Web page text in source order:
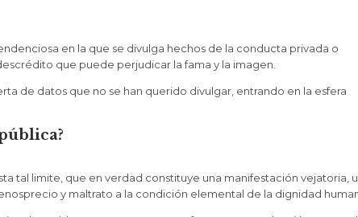
en la que se divulga hechos de la conducta privada o
que puede perjudicar la fama y la imagen.
de datos que no se han querido divulgar, entrando en la esfera
tal limite, que en verdad constituye una manifestación vejatoria,
y maltrato a la condición elemental de la dignidad